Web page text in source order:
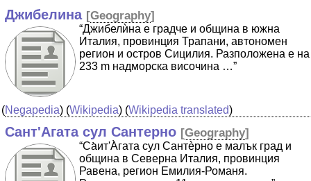
Джибелина [Geography]
“Джибелѝна е градче и община в южна
Италия, провинция Трапани, автономен
регион и остров Сицилия. Разположена е на
233 m надморска височина …”
(Negapedia) (Wikipedia) (Wikipedia translated)
Сант'Агата сул Сантерно [Geography]
“Cа̀ит'А̀гата сул Сантѐрно е малък град и
община в Северна Италия, провинция
Равена, регион Емилия-Романя.